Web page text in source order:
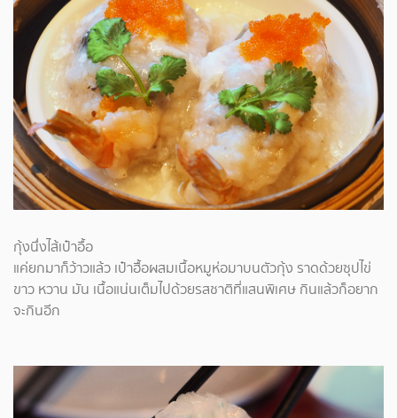
กุ้งนึ่งไส้เป๋าอื้อ
แค่ยกมาก็ว้าวแล้ว เป๋าฮื้อผสมเนื้อหมูห่อมาบนตัวกุ้ง ราดด้วยซุปไข่
ขาว หวาน มัน เนื้อแน่นเต็มไปด้วยรสชาติที่แสนพิเศษ กินแล้วก็อยาก
จะกินอีก